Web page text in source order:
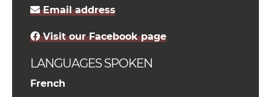
Email address
Visit our Facebook page
LANGUAGES SPOKEN
French